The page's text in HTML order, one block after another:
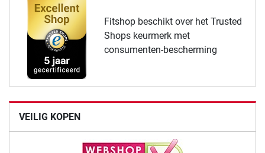
Fitshop beschikt over het Trusted
Shops keurmerk met
consumenten-bescherming
VEILIG KOPEN